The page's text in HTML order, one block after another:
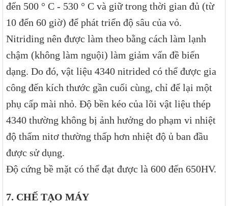
đến 500 ° C - 530 ° C và giữ trong thời gian đủ (từ
10 đến 60 giờ) để phát triển độ sâu của vỏ.
Nitriding nên được làm theo bằng cách làm lạnh
chậm (không làm nguội) làm giảm vấn đề biến
dạng. Do đó, vật liệu 4340 nitrided có thể được gia
công đến kích thước gần cuối cùng, chỉ để lại một
phụ cấp mài nhỏ. Độ bền kéo của lõi vật liệu thép
4340 thường không bị ảnh hưởng do phạm vi nhiệt
độ thấm nitơ thường thấp hơn nhiệt độ ủ ban đầu
được sử dụng.
Độ cứng bề mặt có thể đạt được là 600 đến 650HV.
7. CHẾ TẠO MÁY